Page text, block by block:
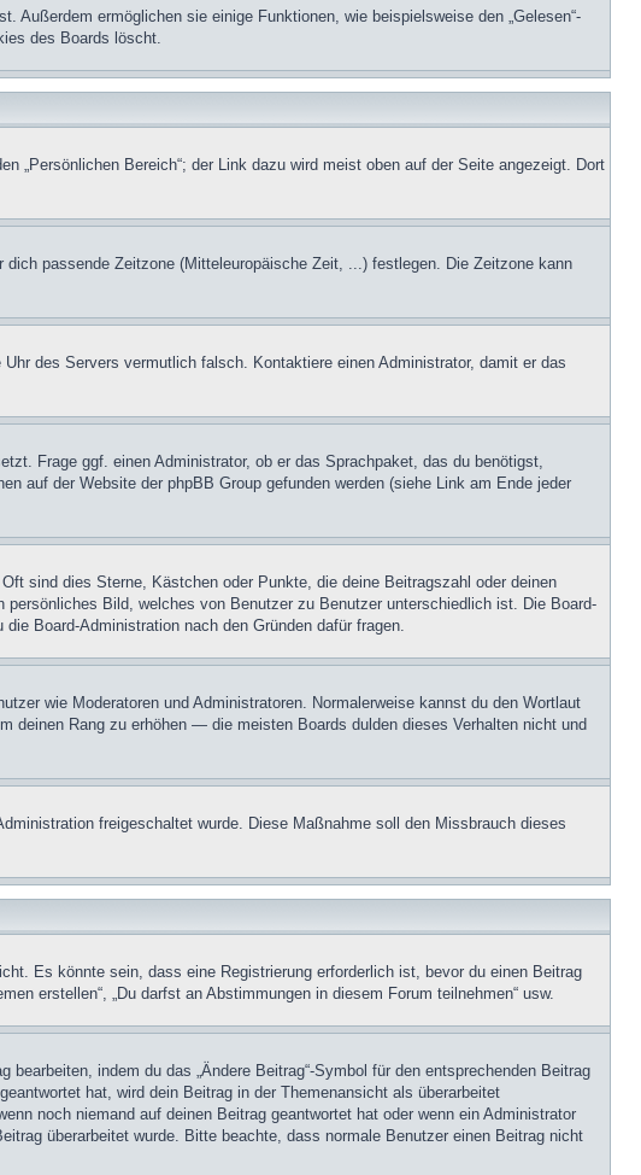
ermöglichen sie einige Funktionen, wie beispielsweise den „Gelesen“-
des Boards löscht.
„Persönlichen Bereich“; der Link dazu wird meist oben auf der Seite angezeigt. Dort
passende Zeitzone (Mitteleuropäische Zeit, ...) festlegen. Die Zeitzone kann
des Servers vermutlich falsch. Kontaktiere einen Administrator, damit er das
Frage ggf. einen Administrator, ob er das Sprachpaket, das du benötigst,
auf der Website der phpBB Group gefunden werden (siehe Link am Ende jeder
sind dies Sterne, Kästchen oder Punkte, die deine Beitragszahl oder deinen
Bild, welches von Benutzer zu Benutzer unterschiedlich ist. Die Board-
Board-Administration nach den Gründen dafür fragen.
wie Moderatoren und Administratoren. Normalerweise kannst du den Wortlaut
deinen Rang zu erhöhen — die meisten Boards dulden dieses Verhalten nicht und
freigeschaltet wurde. Diese Maßnahme soll den Missbrauch dieses
Es könnte sein, dass eine Registrierung erforderlich ist, bevor du einen Beitrag
erstellen“, „Du darfst an Abstimmungen in diesem Forum teilnehmen“ usw.
indem du das „Ändere Beitrag“-Symbol für den entsprechenden Beitrag
hat, wird dein Beitrag in der Themenansicht als überarbeitet
noch niemand auf deinen Beitrag geantwortet hat oder wenn ein Administrator
überarbeitet wurde. Bitte beachte, dass normale Benutzer einen Beitrag nicht